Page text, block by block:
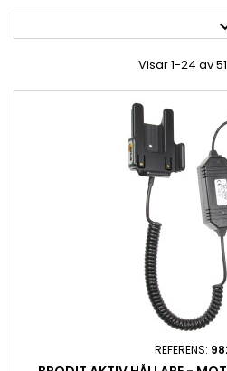
Visar 1-24 av
REFERENS: